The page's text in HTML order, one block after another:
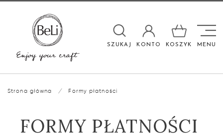
SZUKAJ KONTO KOSZYK

MENU
Strona główna / Formy płatności
FORMY PŁATNOŚCI